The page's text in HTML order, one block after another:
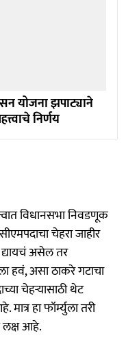
योजना झपाट्याने
निर्णय
विधानसभा निवडणूक
चेहरा जाहीर
असेल तर
हवं, असा ठाकरे गटाचा
चेहऱ्यासाठी थेट
हा फॉर्म्युला तरी
लक्ष आहे.